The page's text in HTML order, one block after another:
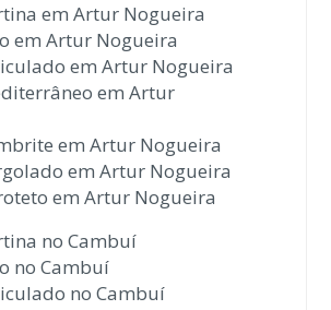
em Artur Nogueira
em Artur Nogueira
em Artur Nogueira
em Artur
em Artur Nogueira
em Artur Nogueira
em Artur Nogueira
no Cambuí
no Cambuí
no Cambuí